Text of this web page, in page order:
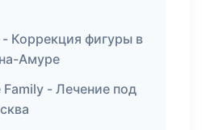
- Коррекция фигуры в
Амуре
- Лечение под